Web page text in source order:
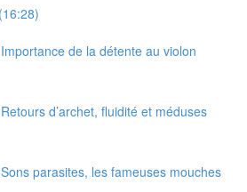
de la détente au violon
d’archet, fluidité et méduses
parasites, les fameuses mouches